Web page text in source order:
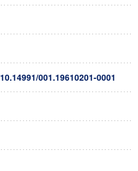
10.14991/001.19610201-0001